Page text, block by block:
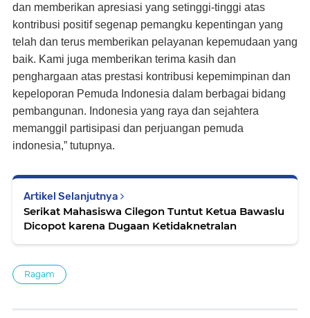
dan memberikan apresiasi yang setinggi-tinggi atas
kontribusi positif segenap pemangku kepentingan yang
telah dan terus memberikan pelayanan kepemudaan yang
baik. Kami juga memberikan terima kasih dan
penghargaan atas prestasi kontribusi kepemimpinan dan
kepeloporan Pemuda Indonesia dalam berbagai bidang
pembangunan. Indonesia yang raya dan sejahtera
memanggil partisipasi dan perjuangan pemuda
indonesia,” tutupnya.
Artikel Selanjutnya
Serikat Mahasiswa Cilegon Tuntut Ketua Bawaslu
Dicopot karena Dugaan Ketidaknetralan
Ragam